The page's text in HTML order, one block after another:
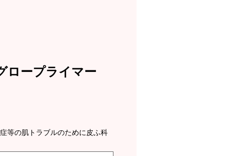
ープライマー
等の肌トラブルのために皮ふ科